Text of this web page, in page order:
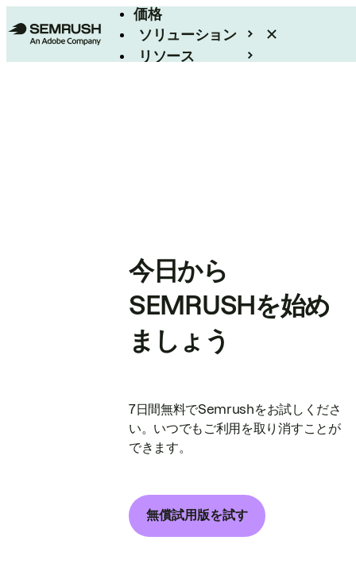
価格
ソリューション
リソース
今日から
SEMRUSHを始め
ましょう
7日間無料でSemrushをお試しくださ
い。いつでもご利用を取り消すことが
できます。
無償試用版を試す